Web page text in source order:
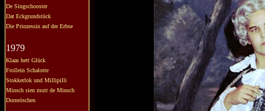
De Singschooster
Dat Eckgrundstück
Die Prinzessin auf der Erbse
1979
Klaas hett Glück
Frollein Schalotte
Stokkerlok und Millipilli
Minsch sien mutt de Minsch
Dornröschen